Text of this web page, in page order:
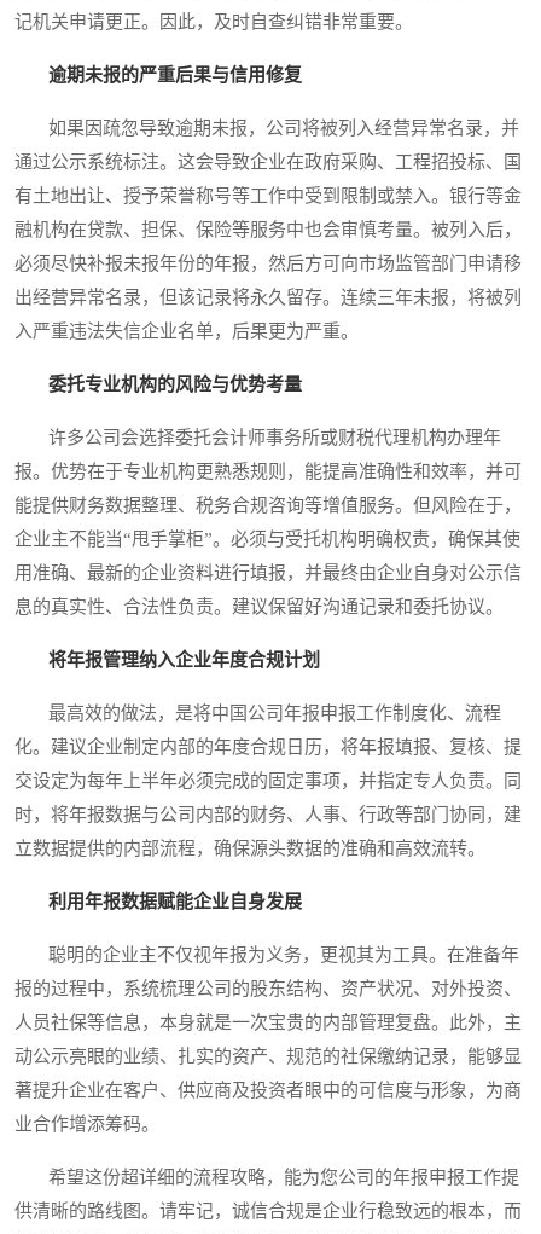
记机关申请更正。因此，及时自查纠错非常重要。
逾期未报的严重后果与信用修复
如果因疏忽导致逾期未报，公司将被列入经营异常名录，并
通过公示系统标注。这会导致企业在政府采购、工程招投标、国
有土地出让、授予荣誉称号等工作中受到限制或禁入。银行等金
融机构在贷款、担保、保险等服务中也会审慎考量。被列入后，
必须尽快补报未报年份的年报，然后方可向市场监管部门申请移
出经营异常名录，但该记录将永久留存。连续三年未报，将被列
入严重违法失信企业名单，后果更为严重。
委托专业机构的风险与优势考量
许多公司会选择委托会计师事务所或财税代理机构办理年
报。优势在于专业机构更熟悉规则，能提高准确性和效率，并可
能提供财务数据整理、税务合规咨询等增值服务。但风险在于，
企业主不能当“甩手掌柜”。必须与受托机构明确权责，确保其使
用准确、最新的企业资料进行填报，并最终由企业自身对公示信
息的真实性、合法性负责。建议保留好沟通记录和委托协议。
将年报管理纳入企业年度合规计划
最高效的做法，是将中国公司年报申报工作制度化、流程
化。建议企业制定内部的年度合规日历，将年报填报、复核、提
交设定为每年上半年必须完成的固定事项，并指定专人负责。同
时，将年报数据与公司内部的财务、人事、行政等部门协同，建
立数据提供的内部流程，确保源头数据的准确和高效流转。
利用年报数据赋能企业自身发展
聪明的企业主不仅视年报为义务，更视其为工具。在准备年
报的过程中，系统梳理公司的股东结构、资产状况、对外投资、
人员社保等信息，本身就是一次宝贵的内部管理复盘。此外，主
动公示亮眼的业绩、扎实的资产、规范的社保缴纳记录，能够显
著提升企业在客户、供应商及投资者眼中的可信度与形象，为商
业合作增添筹码。
希望这份超详细的流程攻略，能为您公司的年报申报工作提
供清晰的路线图。请牢记，诚信合规是企业行稳致远的根本，而